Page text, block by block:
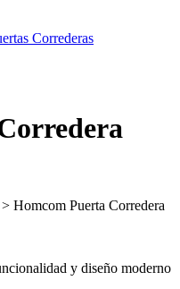
Correderas
> Homcom Puerta Corredera
y diseño moderno